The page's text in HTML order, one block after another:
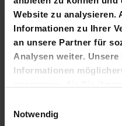
Website zu analysieren.
Informationen zu Ihrer
an unsere Partner für
Analysen weiter.
Informationen
gesammelt haben.
Notwendig